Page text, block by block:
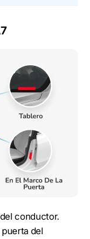
conductor.
del